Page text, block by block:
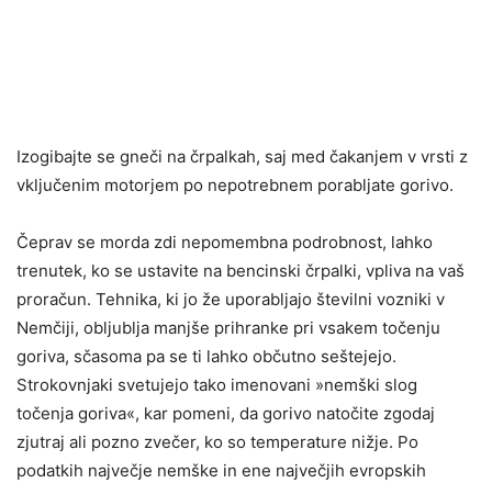
Izogibajte se gneči na črpalkah, saj med čakanjem v vrsti z
vključenim motorjem po nepotrebnem porabljate gorivo.
Čeprav se morda zdi nepomembna podrobnost, lahko
trenutek, ko se ustavite na bencinski črpalki, vpliva na vaš
proračun. Tehnika, ki jo že uporabljajo številni vozniki v
Nemčiji, obljublja manjše prihranke pri vsakem točenju
goriva, sčasoma pa se ti lahko občutno seštejejo.
Strokovnjaki svetujejo tako imenovani »nemški slog
točenja goriva«, kar pomeni, da gorivo natočite zgodaj
zjutraj ali pozno zvečer, ko so temperature nižje. Po
podatkih največje nemške in ene največjih evropskih